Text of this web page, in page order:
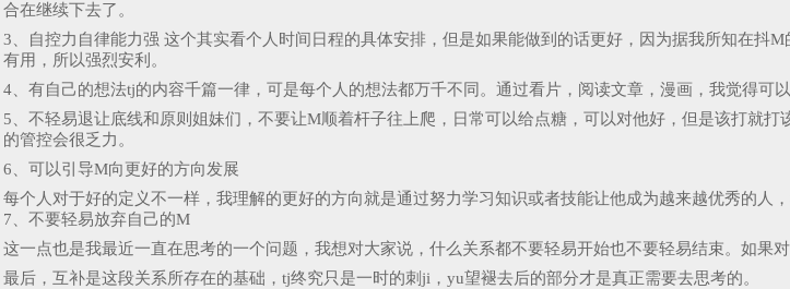
合在继续下去了。
3、自控力自律能力强 这个其实看个人时间日程的具体安排，但是如果能做到的话更好，因为据我所知在抖
有用，所以强烈安利。
4、有自己的想法tj的内容千篇一律，可是每个人的想法都万千不同。通过看片，阅读文章，漫画，我觉得
5、不轻易退让底线和原则姐妹们，不要让M顺着杆子往上爬，日常可以给点糖，可以对他好，但是该打就
的管控会很乏力。
6、可以引导M向更好的方向发展
每个人对于好的定义不一样，我理解的更好的方向就是通过努力学习知识或者技能让他成为越来越优秀的人
7、不要轻易放弃自己的M
这一点也是我最近一直在思考的一个问题，我想对大家说，什么关系都不要轻易开始也不要轻易结束。如
最后，互补是这段关系所存在的基础，tj终究只是一时的刺ji，yu望褪去后的部分才是真正需要去思考的。